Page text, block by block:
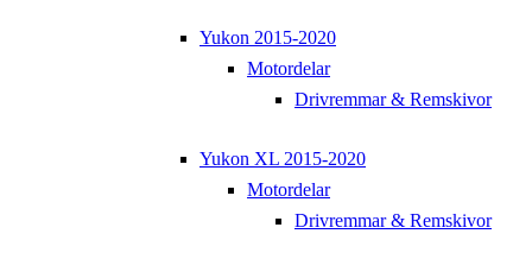
Yukon 2015-2020
Motordelar
Drivremmar & Remskivor
Yukon XL 2015-2020
Motordelar
Drivremmar & Remskivor